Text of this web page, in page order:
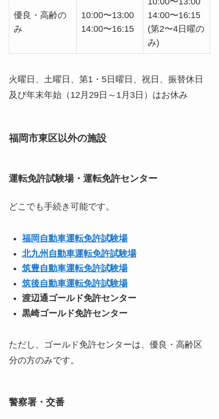
優良・高齢の
み
10:00〜13:00
14:00〜16:15
14:00〜16:15
(第2〜4日曜の
み)
火曜日、土曜日、第1・5日曜日、祝日、振替休日
及び年末年始（12月29日～1月3日）はお休み
福岡市東区以外の施設
運転免許試験場・運転免許センター
どこでも手続き可能です。
福岡自動車運転免許試験場
北九州自動車運転免許試験場
筑豊自動車運転免許試験場
筑後自動車運転免許試験場
渡辺通ゴールド免許センター
黒崎ゴールド免許センター
ただし、ゴールド免許センターは、優良・高齢区
分の方のみです。
警察署・交番